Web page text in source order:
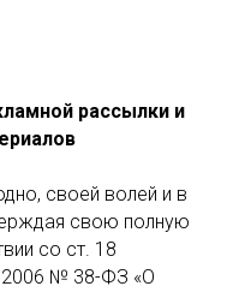
рассылки и
своей волей и в
свою полную
со ст. 18
№ 38-ФЗ «О